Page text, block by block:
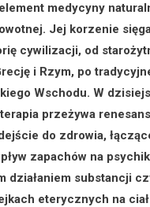
medycyny
Jej korzenie
cywilizacji, od
i Rzym, po
Wschodu. W
przeżywa
do zdrowia,
zapachów na
działaniem substancji
eterycznych na